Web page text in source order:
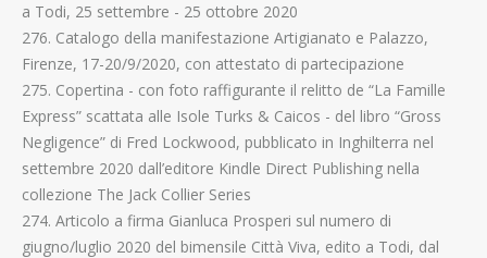
a Todi, 25 settembre - 25 ottobre 2020
276. Catalogo della manifestazione Artigianato e Palazzo,
Firenze, 17-20/9/2020, con attestato di partecipazione
275. Copertina - con foto raffigurante il relitto de “La Famille
Express” scattata alle Isole Turks & Caicos - del libro “Gross
Negligence” di Fred Lockwood, pubblicato in Inghilterra nel
settembre 2020 dall’editore Kindle Direct Publishing nella
collezione The Jack Collier Series
274. Articolo a firma Gianluca Prosperi sul numero di
giugno/luglio 2020 del bimensile Città Viva, edito a Todi, dal